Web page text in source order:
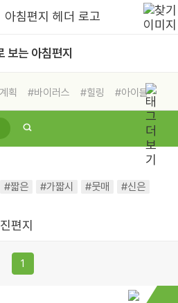
보는 아침편지
획 #바이러스 #힐링
#아이들
학교
#짧은 #가짧시 #뭇매
#신은
1